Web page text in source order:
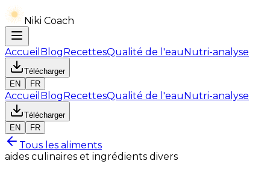
Niki Coach
Accueil BlogRecettesQualité de l'eauNutri-analyse
Télécharger
EN
FR
Accueil BlogRecettesQualité de l'eauNutri-analyse
Télécharger
EN
FR
Tous les aliments
aides culinaires et ingrédients divers